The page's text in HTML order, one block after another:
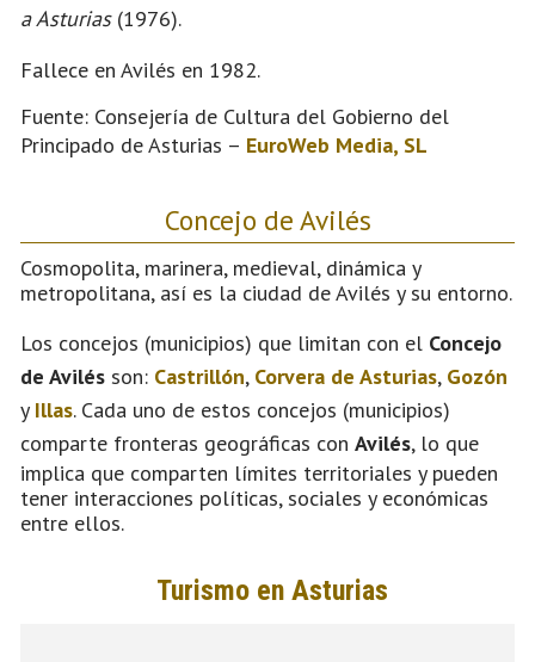
a Asturias(1976).
Fallece en Avilés en 1982.
Fuente: Consejería de Cultura del Gobierno del
Principado de Asturias – EuroWeb Media, SL
Concejo de Avilés
Cosmopolita, marinera, medieval, dinámica y
metropolitana, así es la ciudad de Avilés y su entorno.
Los concejos (municipios) que limitan con el Concejo
de Avilés son: Castrillón, Corvera de Asturias, Gozón
y Illas. Cada uno de estos concejos (municipios)
comparte fronteras geográficas con Avilés, lo que
implica que comparten límites territoriales y pueden
tener interacciones políticas, sociales y económicas
entre ellos.